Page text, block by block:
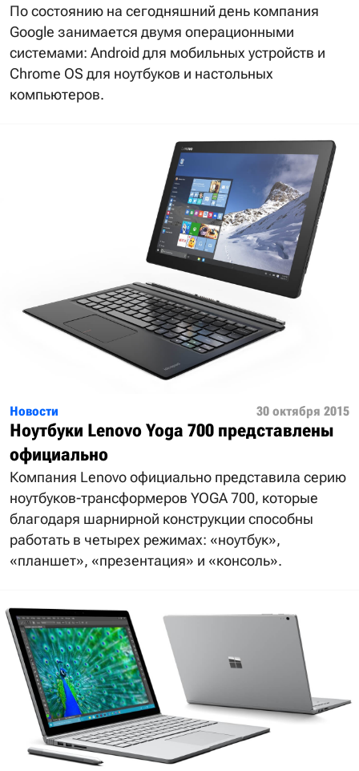
По состоянию на сегодняшний день компания
Google занимается двумя операционными
системами: Android для мобильных устройств и
Chrome OS для ноутбуков и настольных
компьютеров.
Новости 30 октября 2015
Ноутбуки Lenovo Yoga 700 представлены
официально
Компания Lenovo официально представила серию
ноутбуков-трансформеров YOGA 700, которые
благодаря шарнирной конструкции способны
работать в четырех режимах: «ноутбук»,
«планшет», «презентация» и «консоль».